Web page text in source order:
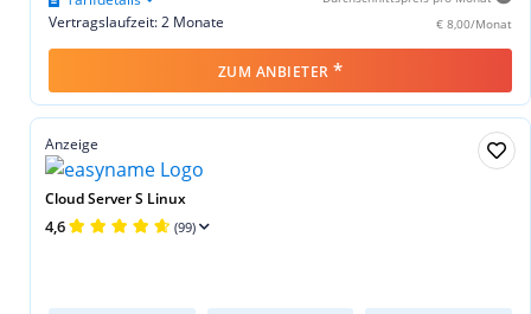
€ 8,00/Monat
Vertragslaufzeit: 2 Monate
ZUM ANBIETER *
Anzeige
Cloud Server S Linux
4,6 (99)